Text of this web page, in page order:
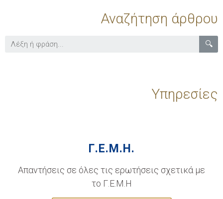
Αναζήτηση άρθρου
🔍
Υπηρεσίες
Γ.Ε.Μ.Η.
Απαντήσεις σε όλες τις ερωτήσεις σχετικά με
το Γ.Ε.Μ.Η